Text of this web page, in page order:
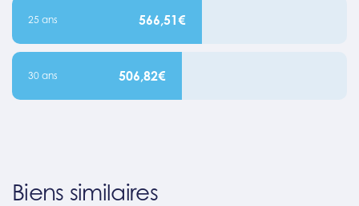
25 ans 566,51€
30 ans 506,82€
Biens similaires